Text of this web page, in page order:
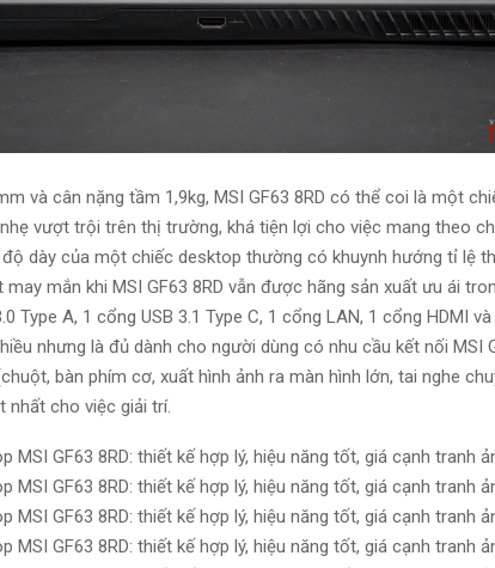
và cân nặng tầm 1,9kg, MSI GF63 8RD có thể coi là một
vượt trội trên thị trường, khá tiện lợi cho việc mang theo
độ dày của một chiếc desktop thường có khuynh hướng tỉ lệ
may mắn khi MSI GF63 8RD vẫn được hãng sản xuất ưu ái
Type A, 1 cổng USB 3.1 Type C, 1 cổng LAN, 1 cổng HDMI
nhưng là đủ dành cho người dùng có nhu cầu kết nối MSI
bàn phím cơ, xuất hình ảnh ra màn hình lớn, tai nghe
nhất cho việc giải trí.